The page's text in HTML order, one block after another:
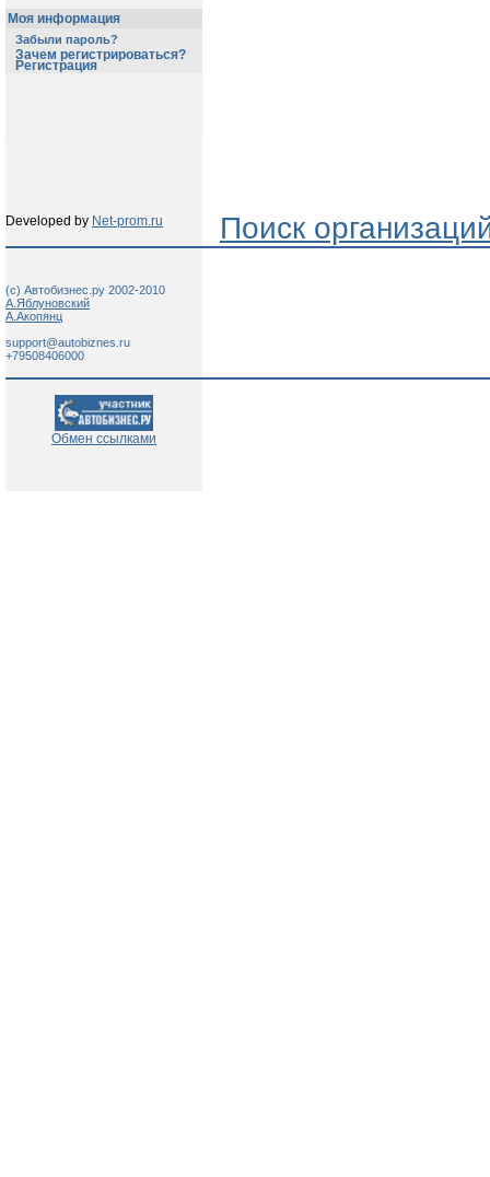
Моя информация
Забыли пароль?
Зачем регистрироваться?
Регистрация
Developed by Net-prom.ru Поиск
(c) Автобизнес.ру 2002-2010
А.Яблуновский
А.Акопянц
support@autobiznes.ru
+79508406000
Обмен ссылками